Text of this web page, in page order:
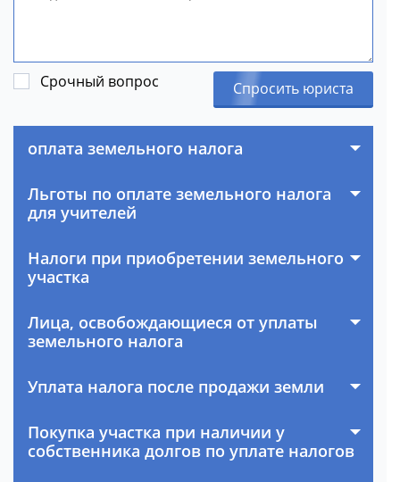
Срочный вопрос Спросить юриста
оплата земельного налога
Льготы по оплате земельного налога
для учителей
Налоги при приобретении земельного
участка
Лица, освобождающиеся от уплаты
земельного налога
Уплата налога после продажи земли
Покупка участка при наличии у
собственника долгов по уплате налогов